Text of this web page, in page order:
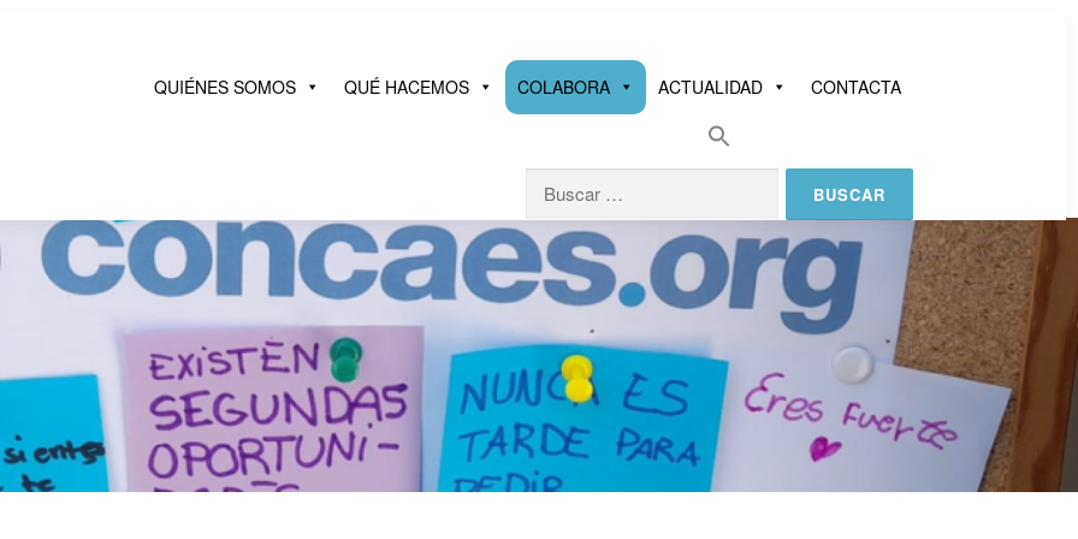
QUIÉNES SOMOS QUÉ HACEMOS COLABORA ACTUALIDAD CONTACTA
Buscar: